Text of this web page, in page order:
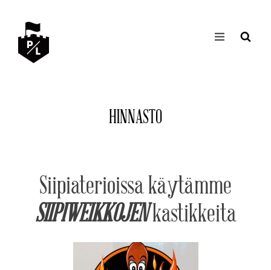
HINNASTO
Siipiaterioissa käytämme
SIIPIWEIKKOJENkastikkeita